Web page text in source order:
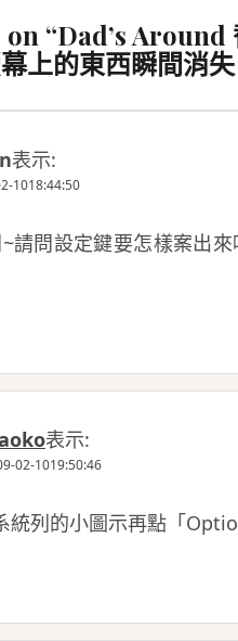
“Dad’s Around
上的東西瞬間消失
表示:
1018:44:50
請問設定鍵要怎樣案出
表示:
02-1019:50:46
統列的小圖示再點「